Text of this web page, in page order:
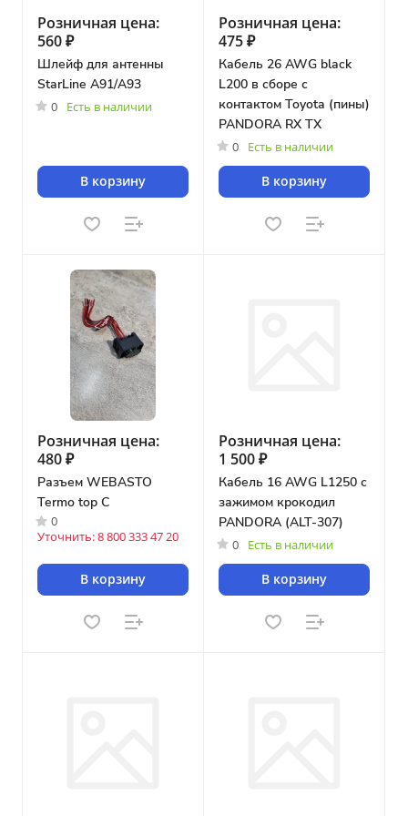
Розничная цена:
560 ₽
Шлейф для антенны
StarLine A91/A93
0 Есть в наличии
В корзину
Розничная цена:
475 ₽
Кабель 26 AWG black
L200 в сборе с
контактом Toyota (пины)
PANDORA RX TX
0 Есть в наличии
В корзину
Розничная цена:
480 ₽
Разъем WEBASTO
Termo top C
0
Уточнить: 8 800 333 47 20
В корзину
Розничная цена:
1 500 ₽
Кабель 16 AWG L1250 с
зажимом крокодил
PANDORA (ALT-307)
0 Есть в наличии
В корзину